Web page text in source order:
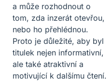
a může rozhodnout o
tom, zda inzerát otevřou,
nebo ho přehlédnou.
Proto je důležité, aby byl
titulek nejen informativní,
ale také atraktivní a
motivující k dalšímu čtení.